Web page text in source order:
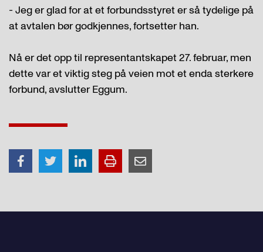
- Jeg er glad for at et forbundsstyret er så tydelige på
at avtalen bør godkjennes, fortsetter han.
Nå er det opp til representantskapet 27. februar, men
dette var et viktig steg på veien mot et enda sterkere
forbund, avslutter Eggum.